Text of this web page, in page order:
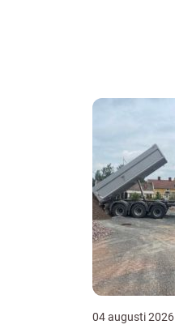
04 augusti 2026